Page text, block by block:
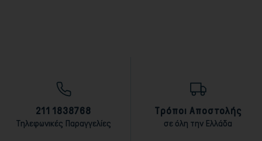
211 1838768
Τηλεφωνικές Παραγγελίες
Τρόποι Αποστολής
σε όλη την Ελλάδα